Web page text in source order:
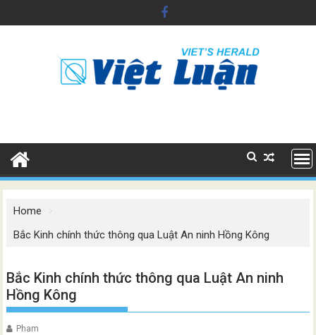
to
Home
Bắc Kinh chính thức thông qua Luật An ninh Hồng Kông
Bắc Kinh chính thức thông qua Luật An ninh
Hồng Kông
Pham